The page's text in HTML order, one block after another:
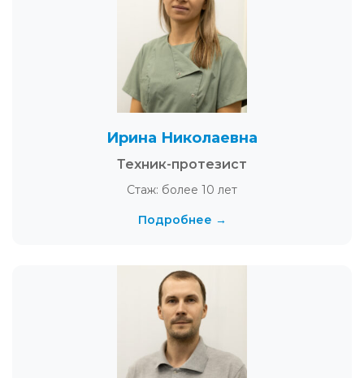
Ирина Николаевна
Техник-протезист
Стаж: более 10 лет
Подробнее →